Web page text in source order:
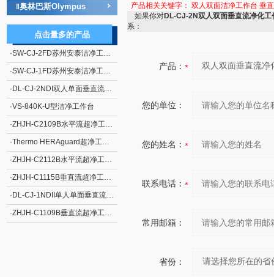
奥林巴斯Olympus
点击量多的产品
·SW-CJ-2FD苏州安泰洁净工作台单人单面、垂直送风 净化工作台 超净工作台
·SW-CJ-1FD苏州安泰洁净工作台单人单面、垂直送风 净化工作台 超净工作台
· DL-CJ-2NDI双人单面垂直流净化工作台
·VS-840K-U型洁净工作台
·ZHJH-C2109B水平流超净工作台
·Thermo HERAguard超净工作台
·ZHJH-C2112B水平流超净工作台
·ZHJH-C1115B垂直流超净工作台
· DL-CJ-1NDII单人单面垂直流净化工作台
·ZHJH-C1109B垂直流超净工作台
产品相关关键字： 双人双面洁净工作台 垂
如果你对DL-CJ-2N双人双面垂直流净化工
系：
产品：
您的单位：
您的姓名：
联系电话：
常用邮箱：
省份：